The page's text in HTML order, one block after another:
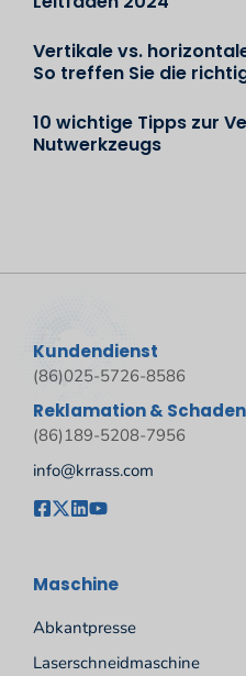
Vertikale vs.
So treffen Sie die
10 wichtige Tipps zur
Nutwerkzeugs
Kundendienst
(86)025-5726-8586
Reklamation & Schaden
(86)189-5208-7956
info@krrass.com
Maschine
Abkantpresse
Laserschneidmaschine